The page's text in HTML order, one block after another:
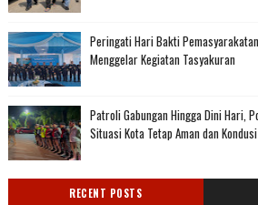
Peringati Hari Bakti
Menggelar Kegiatan Tasyakuran
Patroli Gabungan Hingga Dini Hari,
Situasi Kota Tetap Aman dan
RECENT POSTS